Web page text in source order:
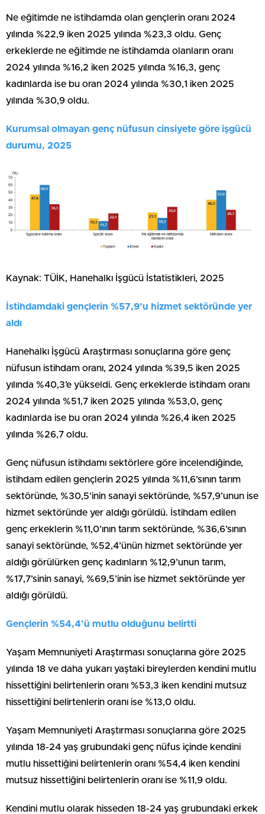
Ne eğitimde ne istihdamda olan gençlerin oranı 2024
yılında %22,9 iken 2025 yılında %23,3 oldu. Genç
erkeklerde ne eğitimde ne istihdamda olanların oranı
2024 yılında %16,2 iken 2025 yılında %16,3, genç
kadınlarda ise bu oran 2024 yılında %30,1 iken 2025
yılında %30,9 oldu.
Kurumsal olmayan genç nüfusun cinsiyete göre işgücü
durumu, 2025
Kaynak: TÜİK, Hanehalkı İşgücü İstatistikleri, 2025
İstihdamdaki gençlerin %57,9’u hizmet sektöründe yer
aldı
Hanehalkı İşgücü Araştırması sonuçlarına göre genç
nüfusun istihdam oranı, 2024 yılında %39,5 iken 2025
yılında %40,3’e yükseldi. Genç erkeklerde istihdam oranı
2024 yılında %51,7 iken 2025 yılında %53,0, genç
kadınlarda ise bu oran 2024 yılında %26,4 iken 2025
yılında %26,7 oldu.
Genç nüfusun istihdamı sektörlere göre incelendiğinde,
istihdam edilen gençlerin 2025 yılında %11,6’sının tarım
sektöründe, %30,5’inin sanayi sektöründe, %57,9’unun ise
hizmet sektöründe yer aldığı görüldü. İstihdam edilen
genç erkeklerin %11,0’ının tarım sektöründe, %36,6’sının
sanayi sektöründe, %52,4’ünün hizmet sektöründe yer
aldığı görülürken genç kadınların %12,9’unun tarım,
%17,7’sinin sanayi, %69,5’inin ise hizmet sektöründe yer
aldığı görüldü.
Gençlerin %54,4’ü mutlu olduğunu belirtti
Yaşam Memnuniyeti Araştırması sonuçlarına göre 2025
yılında 18 ve daha yukarı yaştaki bireylerden kendini mutlu
hissettiğini belirtenlerin oranı %53,3 iken kendini mutsuz
hissettiğini belirtenlerin oranı ise %13,0 oldu.
Yaşam Memnuniyeti Araştırması sonuçlarına göre 2025
yılında 18-24 yaş grubundaki genç nüfus içinde kendini
mutlu hissettiğini belirtenlerin oranı %54,4 iken kendini
mutsuz hissettiğini belirtenlerin oranı ise %11,9 oldu.
Kendini mutlu olarak hisseden 18-24 yaş grubundaki erkek